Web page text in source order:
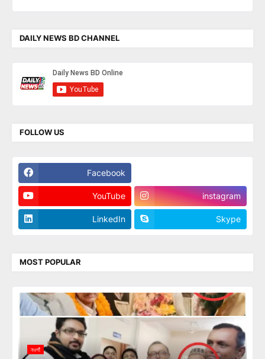
DAILY NEWS BD CHANNEL
FOLLOW US
Facebook
YouTube instagram
LinkedIn Skype
MOST POPULAR
নওগাঁ